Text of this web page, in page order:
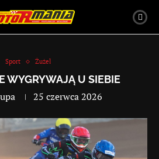
Sport Żużel
WYGRYWAJĄ U SIEBIE
25 czerwca 2026